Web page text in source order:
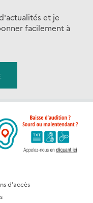
et je
facilement à
d’accès